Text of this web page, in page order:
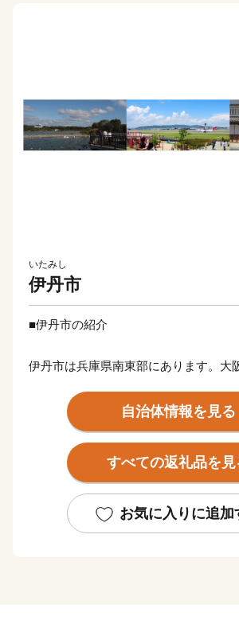
いたみし
伊丹市
■伊丹市の紹介
伊丹市は兵庫県南東部にあります。大
す。地形は全体に平坦で東部に猪名川
いう2つの川が流れています。都会に
れる、「便利」と「心休まる居心地の
街、伊丹。
空港に2時間以内に行く事ができます。
有岡城の城下町として栄え、有岡城廃
自治体情報を見る
すべての返礼品を見
お気に入りに追加